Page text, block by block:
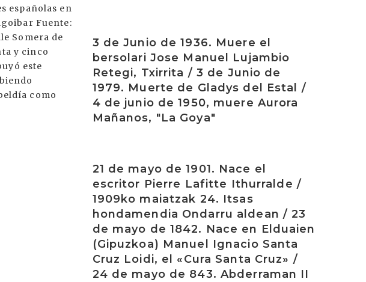
españolas en
Fuente:
Somera de
y cinco
este
como
3 de Junio de 1936. Muere el
bersolari Jose Manuel Lujambio
Retegi, Txirrita / 3 de Junio de
1979. Muerte de Gladys del Estal /
4 de junio de 1950, muere Aurora
Mañanos, "La Goya"
21 de mayo de 1901. Nace el
escritor Pierre Lafitte Ithurralde /
1909ko maiatzak 24. Itsas
hondamendia Ondarru aldean / 23
de mayo de 1842. Nace en Elduaien
(Gipuzkoa) Manuel Ignacio Santa
Cruz Loidi, el «Cura Santa Cruz» /
24 de mayo de 843. Abderraman II